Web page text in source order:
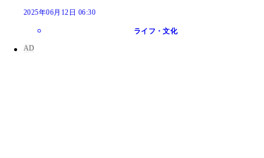
2025年06月12日 06:30
ライフ・文化